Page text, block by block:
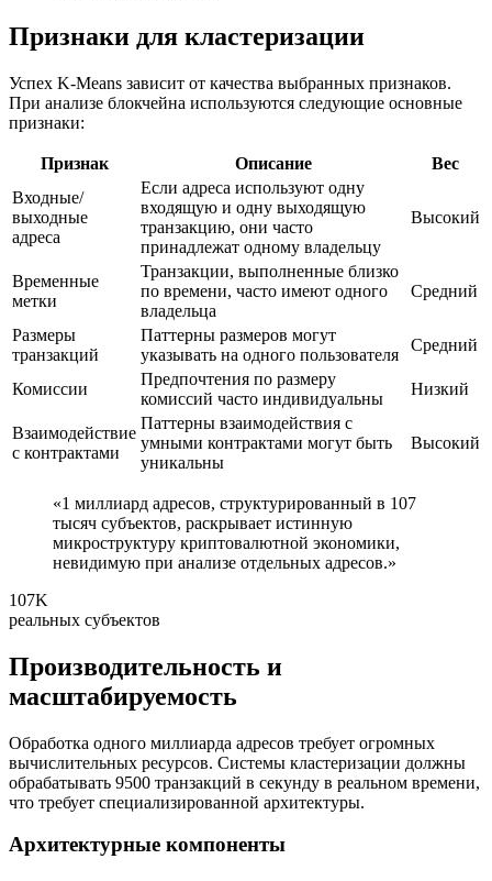
Признаки для кластеризации
Успех K-Means зависит от качества выбранных признаков.
При анализе блокчейна используются следующие основные
признаки:
Признак Описание
Вес
Входные/
выходные
адреса
Если адреса используют одну
входящую и одну выходящую
транзакцию, они часто
принадлежат одному владельцу
Высокий
Временные
метки
Транзакции, выполненные близко
по времени, часто имеют одного
владельца
Средний
Размеры
транзакций
Паттерны размеров могут
указывать на одного пользователя
Средний
Комиссии
Предпочтения по размеру
комиссий часто индивидуальны
Низкий
Взаимодействие
с контрактами
Паттерны взаимодействия с
умными контрактами могут быть
уникальны
Высокий
«1 миллиард адресов, структурированный в 107
тысяч субъектов, раскрывает истинную
микроструктуру криптовалютной экономики,
невидимую при анализе отдельных адресов.»
107K
реальных субъектов
Производительность и
масштабируемость
Обработка одного миллиарда адресов требует огромных
вычислительных ресурсов. Системы кластеризации должны
обрабатывать 9500 транзакций в секунду в реальном времени,
что требует специализированной архитектуры.
Архитектурные компоненты